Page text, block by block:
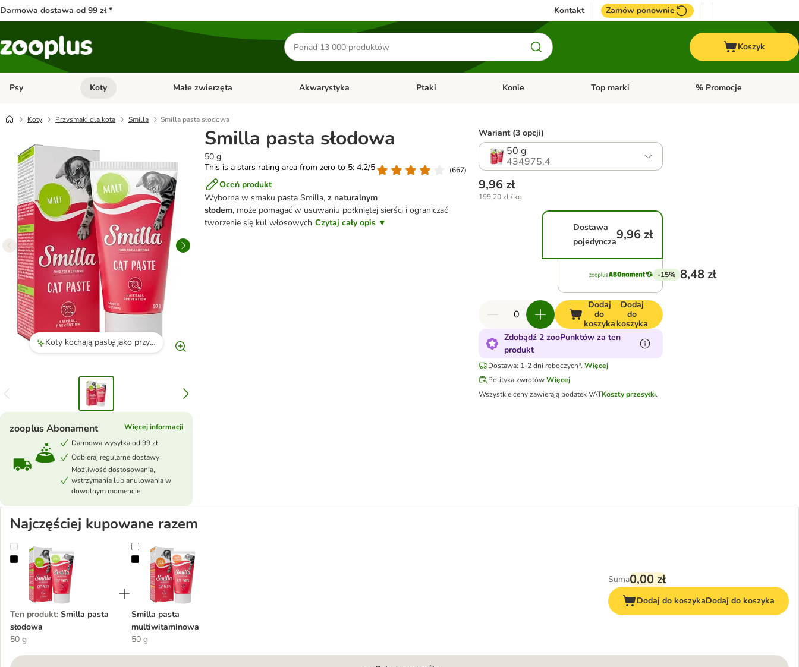
Darmowa dostawa od 99 zł * Kontakt Zamów ponownie
Szukaj
produktów
Koszyk
Psy Otwórz menu kategorii: Psy
Koty Otwórz menu kategorii: Koty
Małe zwierzęta Otwórz menu kategorii: Małe zwierzęta
Akwarystyka Otwórz menu kategorii: Akwarystyka
Ptaki Otwórz menu kategorii: Ptaki
Konie Otwórz menu kategorii: Konie
Top marki Otwórz menu kategorii: Top
% Promocje
Koty Przysmaki dla kota Smilla Smilla pasta słodowa
Smilla pasta słodowa
50 g
This is a stars rating area from zero to 5: 4.2/5
(667)
Oceń produkt
Wyborna w smaku pasta Smilla, z naturalnym
słodem,może pomagać w usuwaniu połkniętej sierści i ograniczać
tworzenie się kul włosowych Czytaj cały opis ▼
Koty kochają pastę jako przysmak i nie mają problemów z kłaczkami.
zooplus Abonament
Więcej informacji
Darmowa wysyłka od 99 zł
Odbieraj regularne dostawy
Możliwość dostosowania,
wstrzymania lub anulowania w
dowolnym momencie
Wariant (3 opcji)
50 g
434975.4
9,96 zł
199,20 zł / kg
Dostawa
pojedyncza9,96 zł
-15% 8,48 zł
Dodaj
do
koszyka
Dodaj
do
koszyka
Zdobądź 2 zooPunktów za ten
produkt
Dostawa: 1-2 dni roboczych*. Więcej
Polityka zwrotów Więcej
Wszystkie ceny zawierają podatek VATKoszty przesyłki.
Najczęściej kupowane razem
Smilla pasta słodowa
Ten produkt: Smilla pasta
słodowa
50 g
Smilla pasta multiwitaminowa
Smilla pasta
multiwitaminowa
50 g
Suma0,00 zł
Dodaj do koszykaDodaj do koszyka